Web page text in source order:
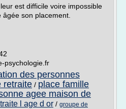
est difficile voire impossible
son placement.
psychologie.fr
des personnes
retraite / place famille
agee maison de
l age d or / groupe de